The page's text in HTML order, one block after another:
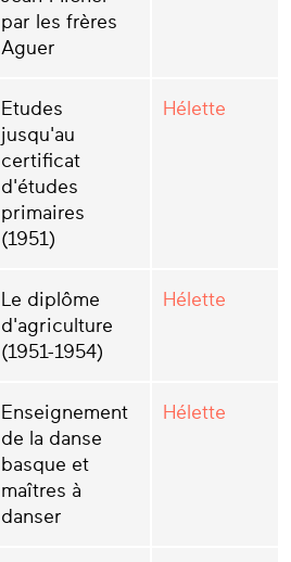
par les frères
Aguer
Etudes
jusqu'au
certificat
d'études
primaires
(1951)
Hélette
Le diplôme
d'agriculture
(1951-1954)
Hélette
Enseignement
de la danse
basque et
maîtres à
danser
Hélette